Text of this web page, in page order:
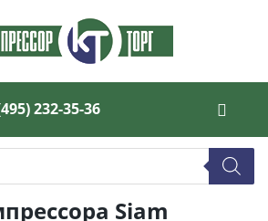
232-35-36
Siam